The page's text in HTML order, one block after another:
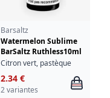
Barsaltz
Watermelon Sublime
BarSaltz Ruthless10ml
Citron vert, pastèque
2.34 €
2 variantes